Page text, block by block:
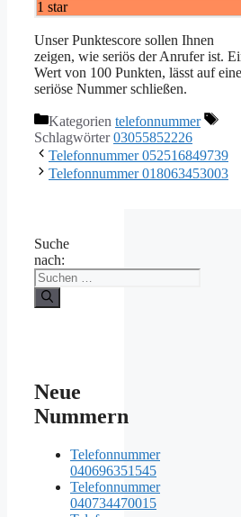
1 star
Unser Punktescore sollen Ihnen
zeigen, wie seriös der Anrufer ist.
Wert von 100 Punkten, lässt auf eine
seriöse Nummer schließen.
Kategorien telefonnummer
Schlagwörter03055852226
Telefonnummer 052516849739
Telefonnummer 018063453003
Suche
nach:
Neue
Nummern
Telefonnummer
040696351545
Telefonnummer
040734470015